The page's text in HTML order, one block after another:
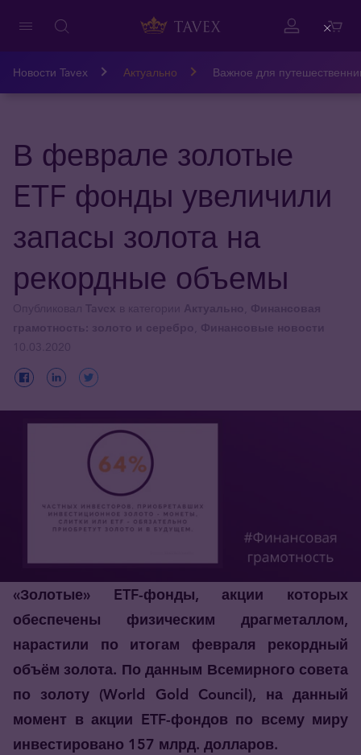
Новости Tavex Актуально Важное для
В феврале золотые
ETF фонды увеличили
запасы золота на
рекордные объемы
«Золотые» ETF-фонды, акции которых
обеспечены физическим драгметаллом,
нарастили по итогам февраля рекордный
объём золота. По данным Всемирного совета
по золоту (World Gold Council), на данный
момент в акции ETF-фондов по всему миру
инвестировано 157 млрд. долларов.
Close